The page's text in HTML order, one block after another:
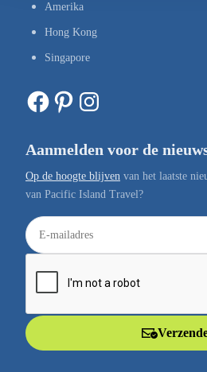
Amerika
Hong Kong
Singapore
Facebook Pinterest Instagram
Aanmelden voor de
Op de hoogte blijven van het laatste
van Pacific Island Travel?
E
-
a